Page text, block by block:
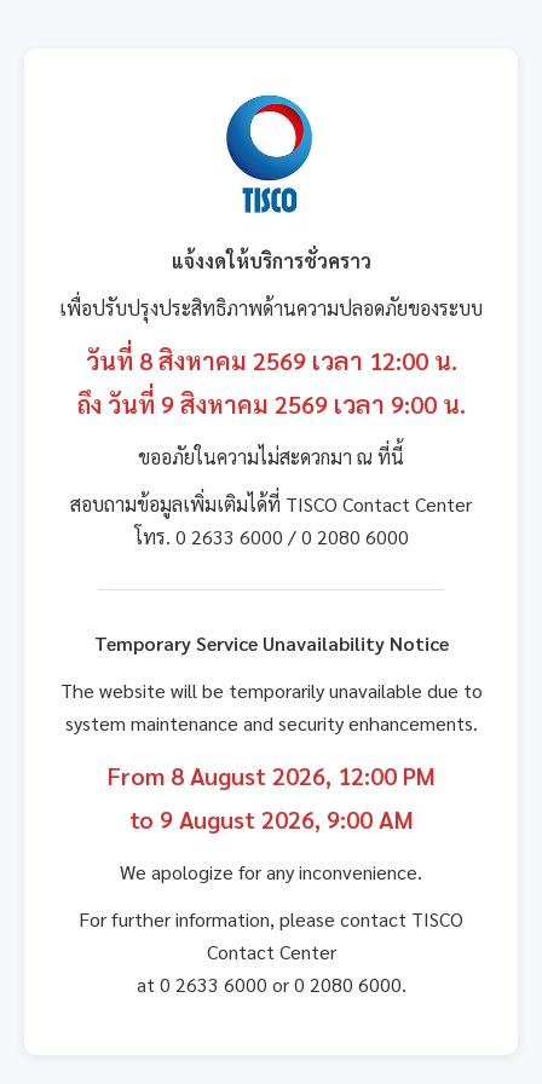
แจ้งงดให้บริการชั่วคราว
เพื่อปรับปรุงประสิทธิภาพด้านความปลอดภัยของระบบ
วันที่ 8 สิงหาคม 2569 เวลา 12:00 น.
ถึง วันที่ 9 สิงหาคม 2569 เวลา 9:00 น.
ขออภัยในความไม่สะดวกมา ณ ที่นี้
สอบถามข้อมูลเพิ่มเติมได้ที่ TISCO Contact Center
โทร. 0 2633 6000 / 0 2080 6000
Temporary Service Unavailability Notice
The website will be temporarily unavailable due to
system maintenance and security enhancements.
From 8 August 2026, 12:00 PM
to 9 August 2026, 9:00 AM
We apologize for any inconvenience.
For further information, please contact TISCO
Contact Center
at 0 2633 6000 or 0 2080 6000.